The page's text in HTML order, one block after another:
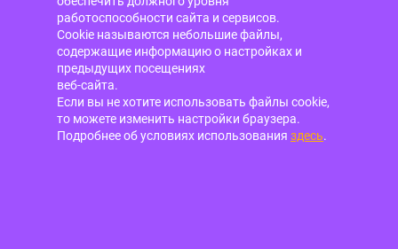
работоспособности сайта и сервисов.
Cookie называются небольшие файлы,
содержащие информацию о настройках и
предыдущих посещениях
веб-сайта.
Если вы не хотите использовать файлы cookie,
то можете изменить настройки браузера.
Подробнее об условиях использования здесь.